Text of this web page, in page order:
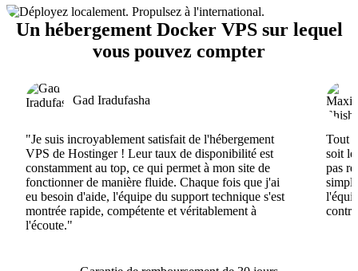
Un hébergement Docker VPS sur lequel
vous pouvez compter
Gad Iradufasha
"Je suis incroyablement satisfait de l'hébergement
VPS de Hostinger ! Leur taux de disponibilité est
constamment au top, ce qui permet à mon site de
fonctionner de manière fluide. Chaque fois que j'ai
eu besoin d'aide, l'équipe du support technique s'est
montrée rapide, compétente et véritablement à
l'écoute."
Tout
soit
pas